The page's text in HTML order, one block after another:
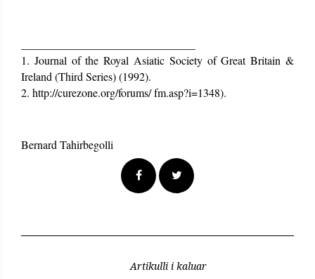
1. Journal of the Royal Asiatic Society of Great Britain &
Ireland (Third Series) (1992).
2. http://curezone.org/forums/ fm.asp?i=1348).
Bernard Tahirbegolli
Artikulli i kaluar